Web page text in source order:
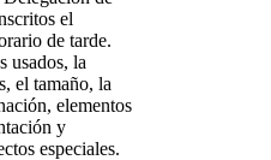
el
de tarde.
usados, la
el tamaño, la
elementos
y
especiales.